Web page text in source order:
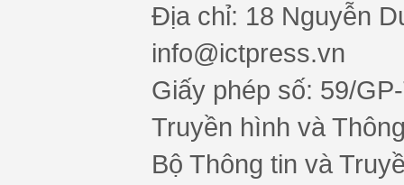
Địa chỉ: 18 Nguyễn
info@ictpress.vn
Giấy phép số: 59/
Truyền hình và
Bộ Thông tin và